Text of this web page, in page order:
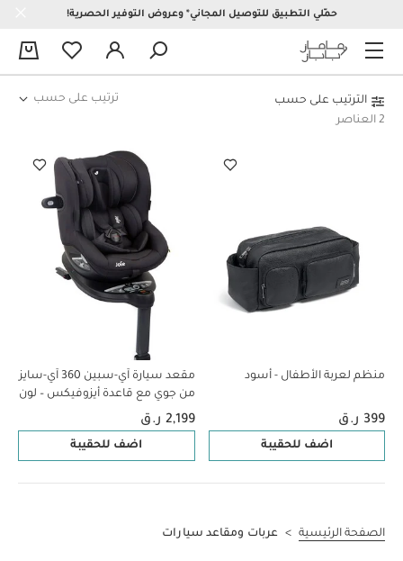
حمّلي التطبيق للتوصيل المجاني* وعروض التوفير الحصرية!
الترتيب على حسب
2 العناصر
ترتيب على حسب
منظم لعربة الأطفال - أسود
399 ر.ق
اضف للحقيبة
مقعد سيارة آي-سبين 360 آي-سايز
من جوي مع قاعدة أيزوفيكس – لون
أسود
2,199 ر.ق
اضف للحقيبة
الصفحة الرئيسية > عربات ومقاعد سيارات